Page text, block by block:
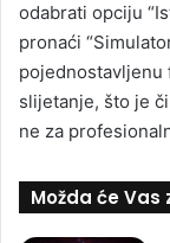
odabrati opciju
pronaći
pojednostavljenu
slijetanje, što je
ne za
Možda će